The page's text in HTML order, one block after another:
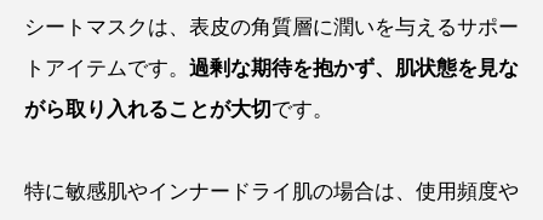
シートマスクは、表皮の角質層に潤いを与えるサポー
トアイテムです。 過剰な期待を抱かず、肌状態を見な
がら取り入れることが大切 です。
特に敏感肌やインナードライ肌の場合は、使用頻度や